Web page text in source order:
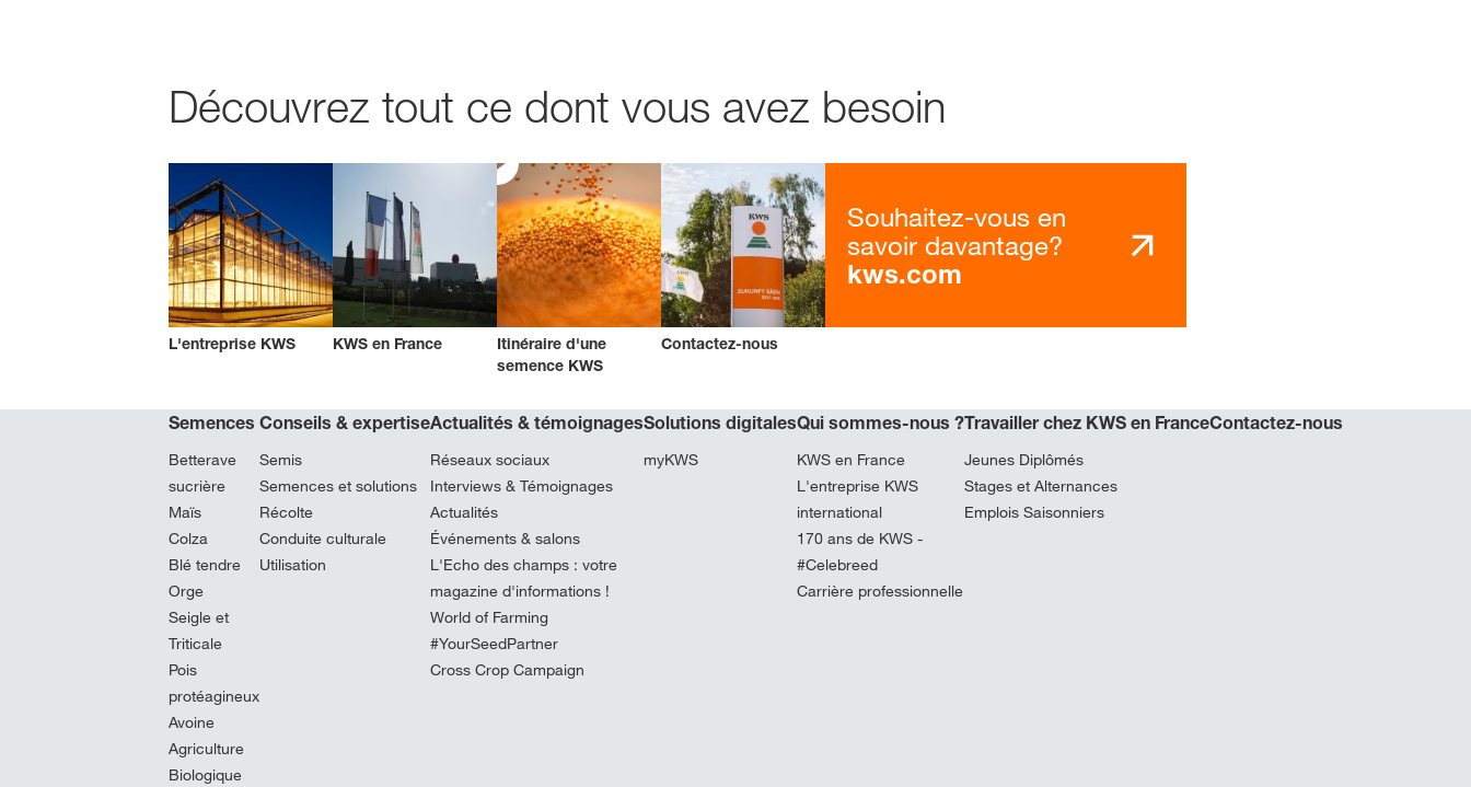
Découvrez tout ce dont vous avez besoin
L'entreprise KWS KWS en France
Itinéraire d'une
semence KWS
Contactez-nous
Souhaitez-vous en
savoir davantage?
kws.com
Semences
Betterave
sucrière
Maïs
Colza
Blé tendre
Orge
Seigle et
Triticale
Pois
protéagineux
Avoine
Agriculture
Biologique
Conseils & expertise
Semis
Semences et solutions
Récolte
Conduite culturale
Utilisation
Actualités & témoignages
Réseaux sociaux
Interviews & Témoignages
Actualités
Événements & salons
L'Echo des champs : votre
magazine d'informations !
World of Farming
#YourSeedPartner
Cross Crop Campaign
Solutions digitales
myKWS
Qui sommes-nous ?
KWS en France
L'entreprise KWS
international
170 ans de KWS -
#Celebreed
Carrière professionnelle
Travailler chez KWS en France
Jeunes Diplômés
Stages et Alternances
Emplois Saisonniers
Contactez-nous